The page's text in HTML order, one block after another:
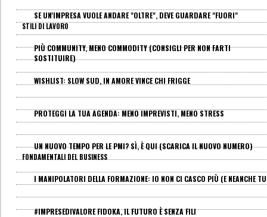
SE UN'IMPRESA VUOLE ANDARE "OLTRE", DEVE GUARDARE "FUORI"
STILI DI LAVORO
PIÙ COMMUNITY, MENO COMMODITY (CONSIGLI PER NON FARTI
SOSTITUIRE)
WISHLIST: SLOW SUD, IN AMORE VINCE CHI FRIGGE
PROTEGGI LA TUA AGENDA: MENO IMPREVISTI, MENO STRESS
UN NUOVO TEMPO PER LE PMI? SÌ, È QUI (SCARICA IL NUOVO NUMERO)
FONDAMENTALI DEL BUSINESS
I MANIPOLATORI DELLA FORMAZIONE: IO NON CI CASCO PIÙ (E NEANCHE
#IMPRESEDIVALORE FIDOKA, IL FUTURO È SENZA FILI